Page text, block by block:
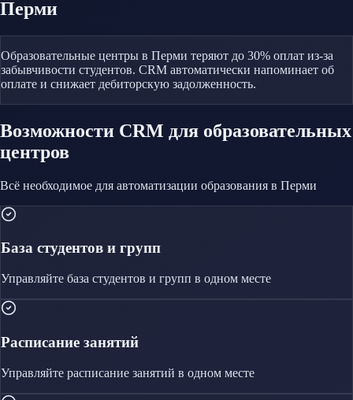
Перми
Образовательные центры в Перми теряют до 30% оплат из-за
забывчивости студентов. CRM автоматически напоминает об
оплате и снижает дебиторскую задолженность.
Возможности CRM для образовательных
центров
Всё необходимое для автоматизации образования в Перми
База студентов и групп
Управляйте база студентов и групп в одном месте
Расписание занятий
Управляйте расписание занятий в одном месте